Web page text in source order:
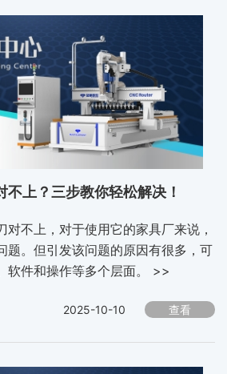
不上？三步教你轻松解决！
对不上，对于使用它的家具厂来说，
题。但引发该问题的原因有很多，可
软件和操作等多个层面。 >>
2025-10-10 查看